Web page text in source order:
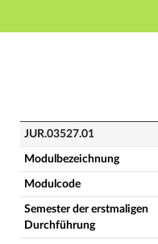
JUR.03527.01 -
JUR.03527.01
Modulbezeichnung
Modulcode
Semester der erstmaligen
Durchführung